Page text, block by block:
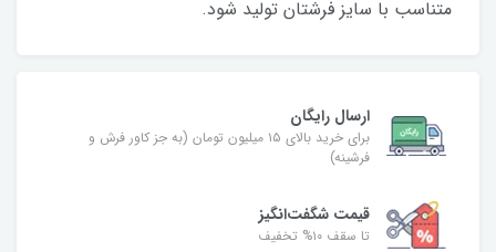
متناسب با سایز فرشتان تولید شود.
ارسال رایگان
برای خرید بالای ۱۵ میلیون تومان (به جز کاور فرش و
فرشینه)
قیمت شگفت‌انگیز
تا سقف ۱۰% تخفیف